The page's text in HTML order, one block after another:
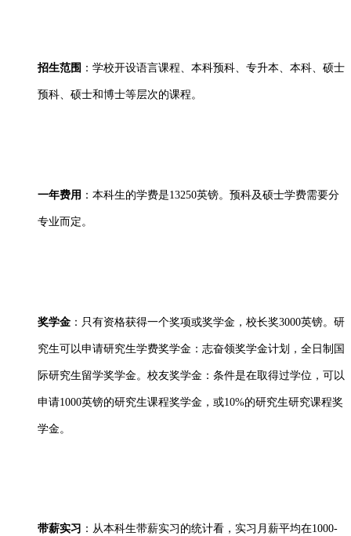
招生范围 ：学校开设语言课程、本科预科、专升本、本科、硕士
预科、硕士和博士等层次的课程。
一年费用 ：本科生的学费是13250英镑。预科及硕士学费需要分
专业而定。
奖学金 ：只有资格获得一个奖项或奖学金，校长奖3000英镑。研
究生可以申请研究生学费奖学金：志奋领奖学金计划，全日制国
际研究生留学奖学金。校友奖学金：条件是在取得过学位，可以
申请1000英镑的研究生课程奖学金，或10%的研究生研究课程奖
学金。
带薪实习 ：从本科生带薪实习的统计看，实习月薪平均在1000-